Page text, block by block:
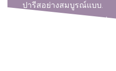
ปารีสอย่างสมบูรณ์แบบ.
หากคุณต้องการเรียนรู้เพิ่